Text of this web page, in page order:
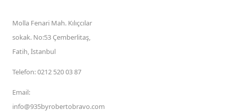
Molla Fenari Mah. Kılıçcılar
sokak. No:53 Çemberlitaş,
Fatih, İstanbul
Telefon:0212 520 03 87
Email:
info@935byrobertobravo.com